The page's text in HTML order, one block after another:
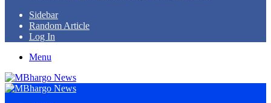
Sidebar
Random Article
Log In
Menu